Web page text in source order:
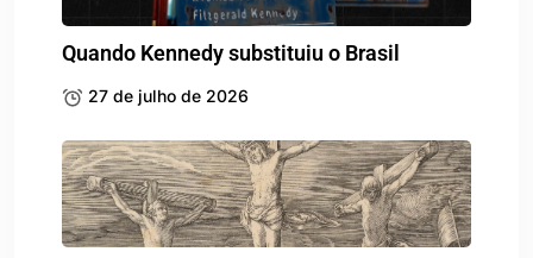
Quando Kennedy substituiu o Brasil
27 de julho de 2026